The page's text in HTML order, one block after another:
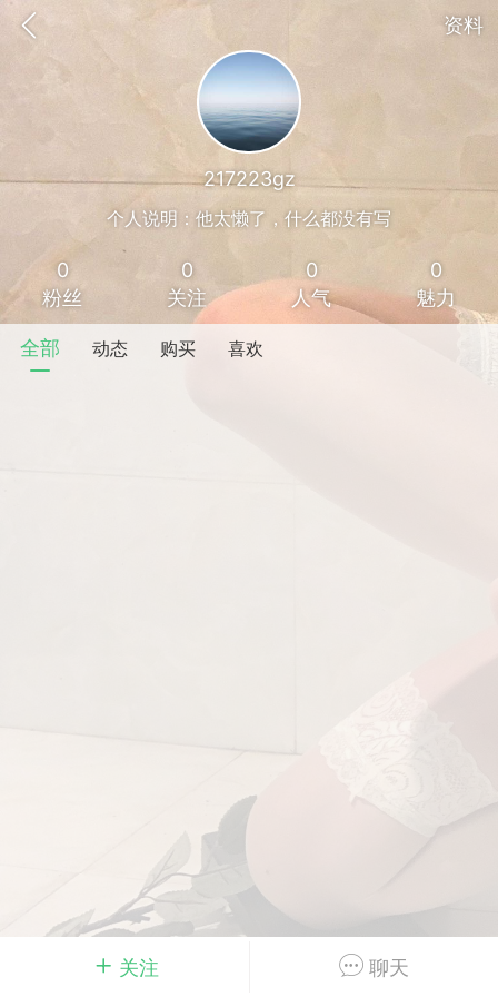
资料
关注 聊天
217223gz
个人说明：他太懒了，什么都没有写
0
粉丝
0
关注
0
人气
0
魅力
全部 动态 购买 喜欢